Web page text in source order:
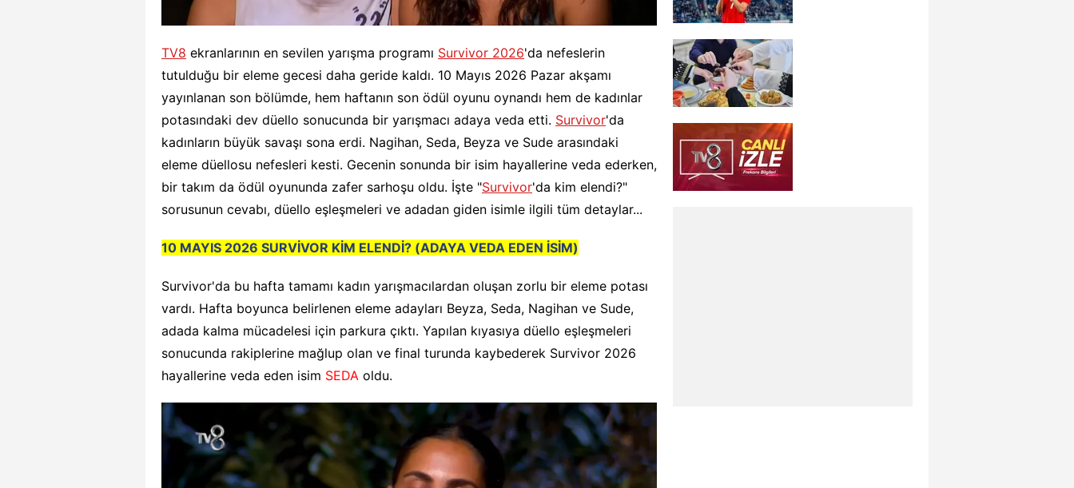
TV8 ekranlarının en sevilen yarışma programı Survivor 2026'da nefeslerin
tutulduğu bir eleme gecesi daha geride kaldı. 10 Mayıs 2026 Pazar akşamı
yayınlanan son bölümde, hem haftanın son ödül oyunu oynandı hem de kadınlar
potasındaki dev düello sonucunda bir yarışmacı adaya veda etti. Survivor'da
kadınların büyük savaşı sona erdi. Nagihan, Seda, Beyza ve Sude arasındaki
eleme düellosu nefesleri kesti. Gecenin sonunda bir isim hayallerine veda ederken,
bir takım da ödül oyununda zafer sarhoşu oldu. İşte "Survivor'da kim elendi?"
sorusunun cevabı, düello eşleşmeleri ve adadan giden isimle ilgili tüm detaylar...
10 MAYIS 2026 SURVİVOR KİM ELENDİ? (ADAYA VEDA EDEN İSİM)
Survivor'da bu hafta tamamı kadın yarışmacılardan oluşan zorlu bir eleme potası
vardı. Hafta boyunca belirlenen eleme adayları Beyza, Seda, Nagihan ve Sude,
adada kalma mücadelesi için parkura çıktı. Yapılan kıyasıya düello eşleşmeleri
sonucunda rakiplerine mağlup olan ve final turunda kaybederek Survivor 2026
hayallerine veda eden isim SEDA oldu.